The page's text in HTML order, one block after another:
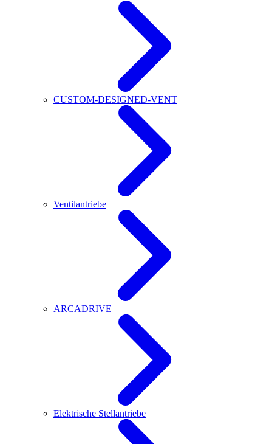
CUSTOM-DESIGNED-VENT
Ventilantriebe
ARCADRIVE
Elektrische Stellantriebe